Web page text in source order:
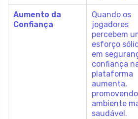
Aumento da
Confiança
Quando os
jogadores
percebem
esforço
em
confiança
plataforma
aumenta,
ambiente
saudável.